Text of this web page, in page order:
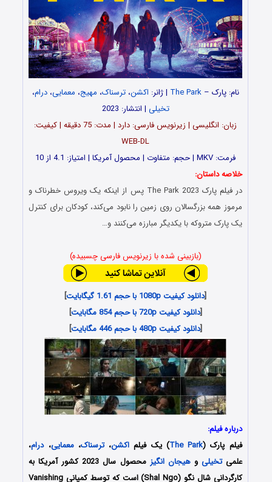
نام: پارک –The Park | ژانر: اکشن،ترسناک، مهیج، معمایی،درام،
تخیلی | انتشار: 2023
زبان: انگلیسی | زیرنویس فارسی: دارد | مدت‌: 75 دقیقه | کیفیت:
WEB-DL
فرمت: MKV | حجم: متفاوت | محصول آمریکا | امتیاز: 4.1 از 10
خلاصه داستان:
در فیلم پارک The Park 2023 پس از اینکه یک ویروس خطرناک و
مرموز همه بزرگسالان روی زمین را نابود می‌کند، کودکان برای کنترل
یک پارک متروکه با یکدیگر مبارزه می‌کنند و…
(بازبینی شده با زیرنویس فارسی چسبیده)
[دانلود کیفیت 1080p با حجم 1.61 گیگابایت
]
[دانلود کیفیت 720p با حجم 854 مگابایت
]
[دانلود کیفیت 480p با حجم 446 مگابایت ]
درباره فیلم:
فیلم پارک (The Park) یک فیلم اکشن،ترسناک،معمایی،درام،
علمیتخیلی وهیجان انگیز
محصول سال 2023 کشور آمریکا به
کارگردانی شال نگو (Shal Ngo) است که توسط کمپانی Vanishing